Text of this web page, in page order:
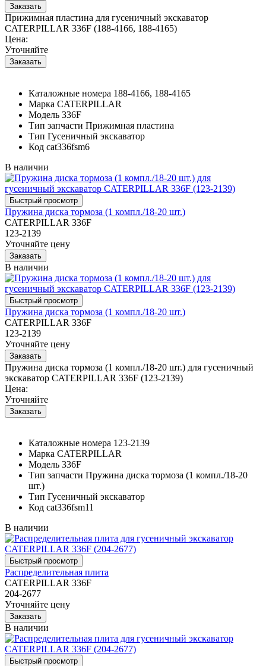
Прижимная пластина для гусеничный экскаватор
CATERPILLAR 336F (188-4166, 188-4165)
Цена:
Уточняйте
Каталожные номера 188-4166, 188-4165
Марка CATERPILLAR
Модель 336F
Тип запчасти Прижимная пластина
Тип Гусеничный экскаватор
Код cat336fsm6
В наличии
Пружина диска тормоза (1 компл./18-20 шт.)
CATERPILLAR 336F
123-2139
Уточняйте цену
В наличии
Пружина диска тормоза (1 компл./18-20 шт.)
CATERPILLAR 336F
123-2139
Уточняйте цену
Пружина диска тормоза (1 компл./18-20 шт.) для гусеничный
экскаватор CATERPILLAR 336F (123-2139)
Цена:
Уточняйте
Каталожные номера 123-2139
Марка CATERPILLAR
Модель 336F
Тип запчасти Пружина диска тормоза (1 компл./18-20
шт.)
Тип Гусеничный экскаватор
Код cat336fsm11
В наличии
Распределительная плита
CATERPILLAR 336F
204-2677
Уточняйте цену
В наличии